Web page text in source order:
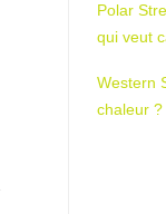
Polar
qui veut
Western
chaleur ?